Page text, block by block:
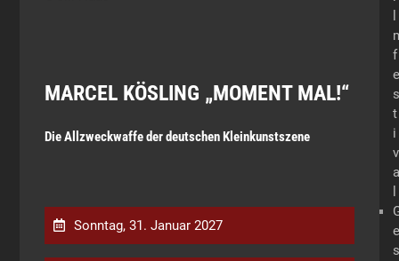
MARCEL KÖSLING „MOMENT MAL!“
Die Allzweckwaffe der deutschen Kleinkunstszene
Sonntag, 31. Januar 2027
f
e
s
t
i
v
a
e
s